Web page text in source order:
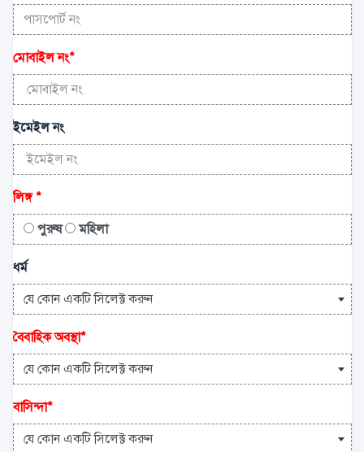
মোবাইল নং*
ইমেইল নং
লিঙ্গ*
পুরুষ
মহিলা
ধর্ম
যে কোন একটি সিলেক্ট করুন
বৈবাহিক অবস্থা*
যে কোন একটি সিলেক্ট করুন
বাসিন্দা*
যে কোন একটি সিলেক্ট করুন